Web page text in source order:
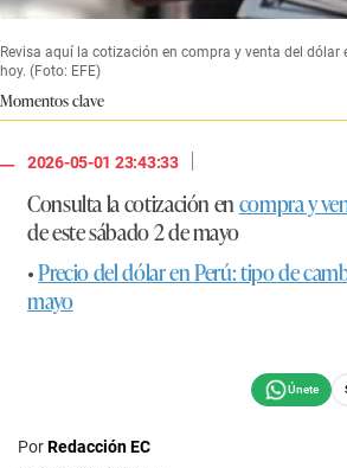
Revisa aquí la cotización en compra y venta del dólar
hoy. (Foto: EFE)
Momentos clave
2026-05-01 23:43:33
|
Consulta la cotización encompra y
de este sábado 2 de mayo
•Precio del dólar en Perú: tipo de
mayo
PorRedacción EC